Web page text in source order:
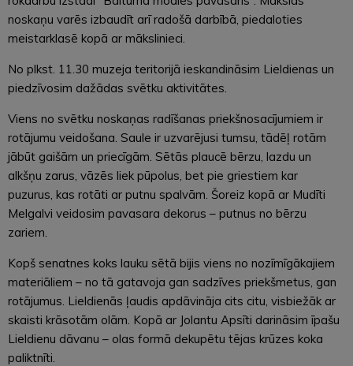
noskaņu varēs izbaudīt arī radošā darbībā, piedaloties
meistarklasē kopā ar mākslinieci.
No plkst. 11.30 muzeja teritorijā ieskandināsim Lieldienas un
piedzīvosim dažādas svētku aktivitātes.
Viens no svētku noskaņas radīšanas priekšnosacījumiem ir
rotājumu veidošana. Saule ir uzvarējusi tumsu, tādēļ rotām
jābūt gaišām un priecīgām. Sētās plaucē bērzu, lazdu un
alkšņu zarus, vāzēs liek pūpolus, bet pie griestiem kar
puzurus, kas rotāti ar putnu spalvām. Šoreiz kopā ar Mudīti
Melgalvi veidosim pavasara dekorus – putnus no bērzu
zariem.
Kopš senatnes koks lauku sētā bijis viens no nozīmīgākajiem
materiāliem – no tā gatavoja gan sadzīves priekšmetus, gan
rotājumus. Lieldienās ļaudis apdāvināja cits citu, visbiežāk ar
skaisti krāsotām olām. Kopā ar Jolantu Apsīti darināsim īpašu
Lieldienu dāvanu – olas formā dekupētu tējas krūzes koka
paliktnīti.